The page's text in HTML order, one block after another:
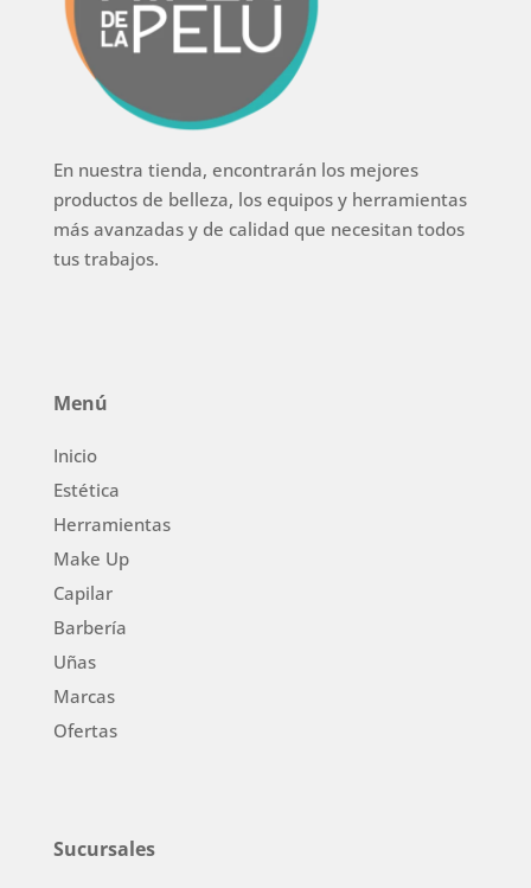
En nuestra tienda, encontrarán los mejores
productos de belleza, los equipos y herramientas
más avanzadas y de calidad que necesitan todos
tus trabajos.
Menú
Inicio
Estética
Herramientas
Make Up
Capilar
Barbería
Uñas
Marcas
Ofertas
Sucursales